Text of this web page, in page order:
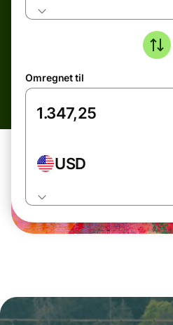
Omregnet til
USD